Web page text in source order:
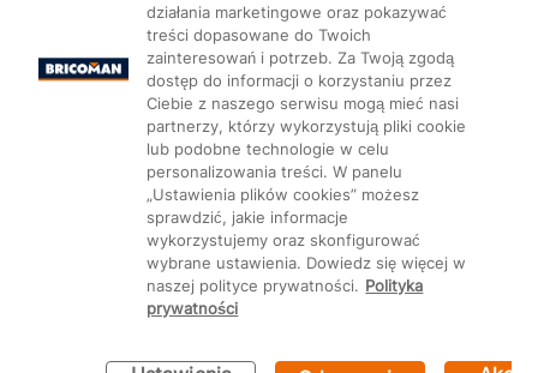
Kategorie Produkty Marki CMS
Ustawienia plików cookie
działania marketingowe oraz pokazywać
treści dopasowane do Twoich
zainteresowań i potrzeb. Za Twoją zgodą
dostęp do informacji o korzystaniu przez
Ciebie z naszego serwisu mogą mieć nasi
partnerzy, którzy wykorzystują pliki cookie
lub podobne technologie w celu
personalizowania treści. W panelu
„Ustawienia plików cookies” możesz
sprawdzić, jakie informacje
wykorzystujemy oraz skonfigurować
wybrane ustawienia. Dowiedz się więcej w
naszej polityce prywatności. Polityka
prywatności